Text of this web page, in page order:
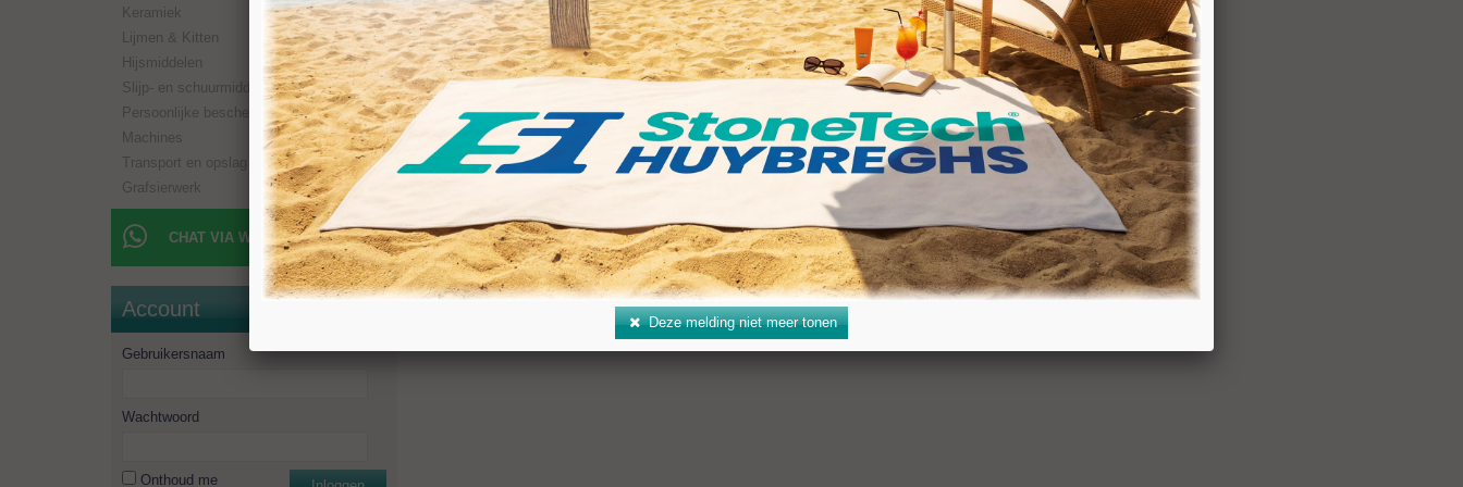
Keramiek
Lijmen & Kitten
Hijsmiddelen
Slijp- en schuurmiddelen
Persoonlijke bescherming
Machines
Transport en opslag
Grafsierwerk
CHAT VIA WHATSAPP
Account
Gebruikersnaam
Wachtwoord
Onthoud me
Boorlengte (BD): 120 mm
Aansluiting: R 1/2"
Toerental: 1.200–1.500 rpm
Minimaal koelwater: 5 l/min
Deze melding niet meer tonen